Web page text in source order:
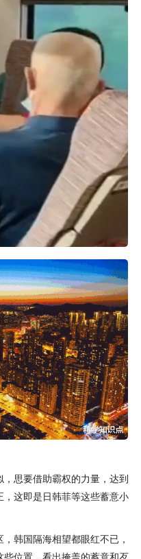
思要借助霸权的力量，达到
这即是日韩菲等这些蓄意小
韩国隔海相望都眼红不已，
位置，看出掩盖的蓄意和歹